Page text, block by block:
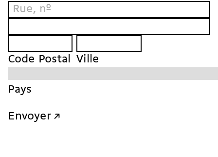
Adresse
Postal
Code Postal Ville
Pays
Envoyer